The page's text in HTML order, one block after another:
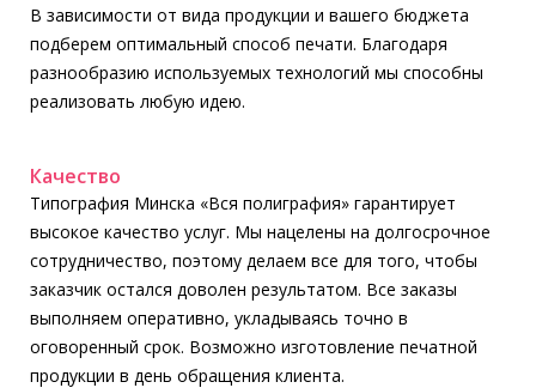
В зависимости от вида продукции и вашего бюджета
подберем оптимальный способ печати. Благодаря
разнообразию используемых технологий мы способны
реализовать любую идею.
Качество
Типография Минска «Вся полиграфия» гарантирует
высокое качество услуг. Мы нацелены на долгосрочное
сотрудничество, поэтому делаем все для того, чтобы
заказчик остался доволен результатом. Все заказы
выполняем оперативно, укладываясь точно в
оговоренный срок. Возможно изготовление печатной
продукции в день обращения клиента.